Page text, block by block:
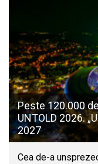
Peste 120.000
UNTOLD 2026.
2027
Cea de-a